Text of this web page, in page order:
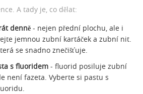
A tady je, co dělat:
denně - nejen přední plochu, ale i
jemnou zubní kartáček a zubní nit.
se snadno znečišťuje.
s fluoridem - fluorid posiluje zubní
není fazeta. Vyberte si pastu s